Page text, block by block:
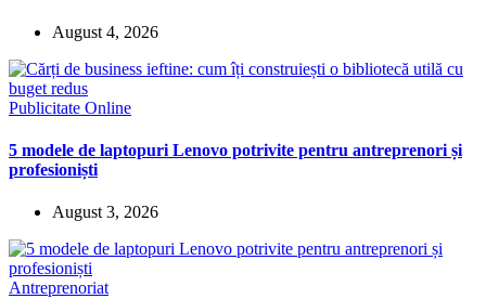
August 4, 2026
Publicitate Online
5 modele de laptopuri Lenovo potrivite pentru antreprenori și
profesioniști
August 3, 2026
Antreprenoriat